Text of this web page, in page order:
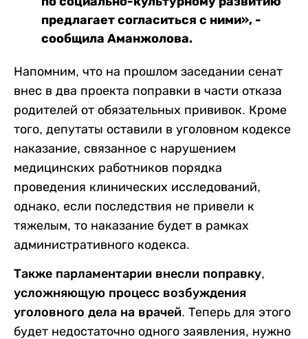
предлагает согласиться с ними», -
сообщила Аманжолова.
Напомним, что на прошлом заседании сенат
внес в два проекта поправки в части отказа
родителей от обязательных прививок. Кроме
того, депутаты оставили в уголовном кодексе
наказание, связанное с нарушением
медицинских работников порядка
проведения клинических исследований,
однако, если последствия не привели к
тяжелым, то наказание будет в рамках
административного кодекса.
Также парламентарии внесли поправку,
усложняющую процесс возбуждения
уголовного дела на врачей. Теперь для этого
будет недостаточно одного заявления, нужно